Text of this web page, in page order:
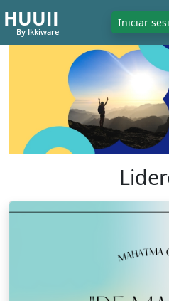
HUUII
By Ikkiware
Iniciar